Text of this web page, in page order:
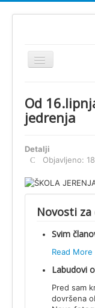
Prikaz/
JK Labud
Regate
Foto
Video
Dokumenti
Splitski
Od
jedrenja
Detalji
Objavljeno:
Novosti za
Svim
Read More
Labudovi
Pred sam
dovršena